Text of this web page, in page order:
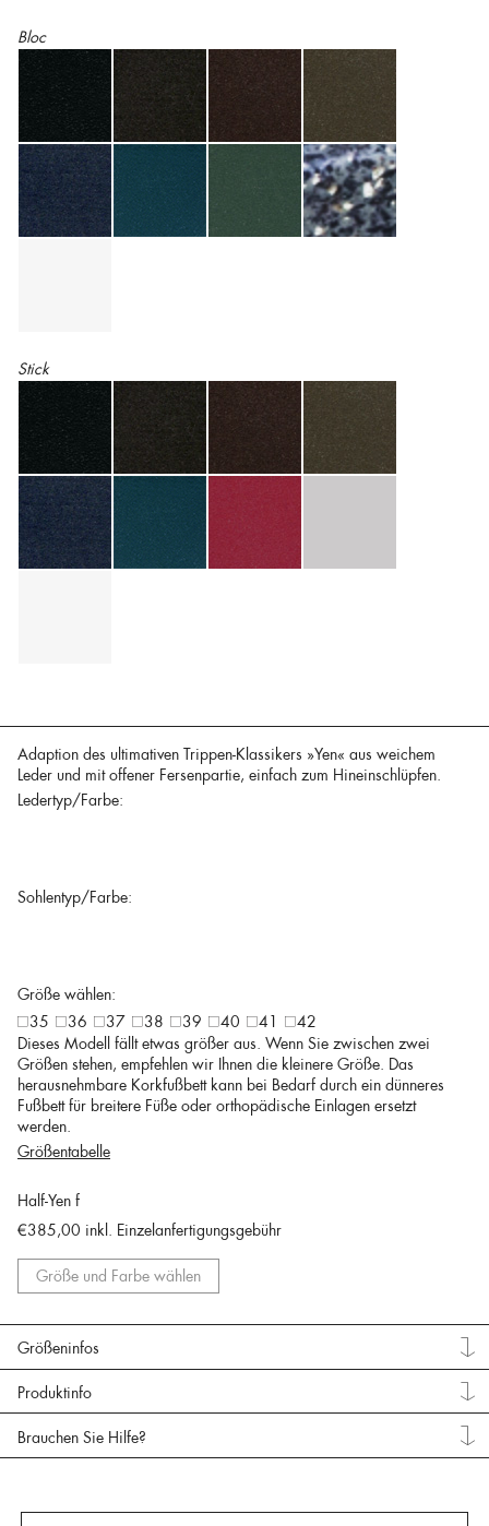
Bloc
Stick
Adaption des ultimativen Trippen-Klassikers »Yen« aus weichem
Leder und mit offener Fersenpartie, einfach zum Hineinschlüpfen.
Ledertyp/Farbe:
Sohlentyp/Farbe:
Größe wählen:
35
36 37 38 39 40 41
42
Dieses Modell fällt etwas größer aus. Wenn Sie zwischen zwei
Größen stehen, empfehlen wir Ihnen die kleinere Größe. Das
herausnehmbare Korkfußbett kann bei Bedarf durch ein dünneres
Fußbett für breitere Füße oder orthopädische Einlagen ersetzt
werden.
Größentabelle
Half-Yen f
€385,00 inkl. Einzelanfertigungsgebühr
Größe und Farbe wählen
Größeninfos
Produktinfo
Brauchen Sie Hilfe?